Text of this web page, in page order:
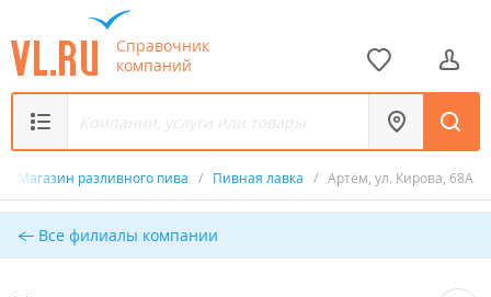
Справочник
компаний
Магазин разливного пива / Пивная лавка / Артём, ул. Кирова, 68А
Все филиалы компании